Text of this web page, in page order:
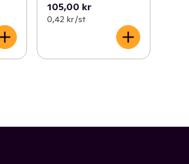
105,00 kr
0,42 kr /st